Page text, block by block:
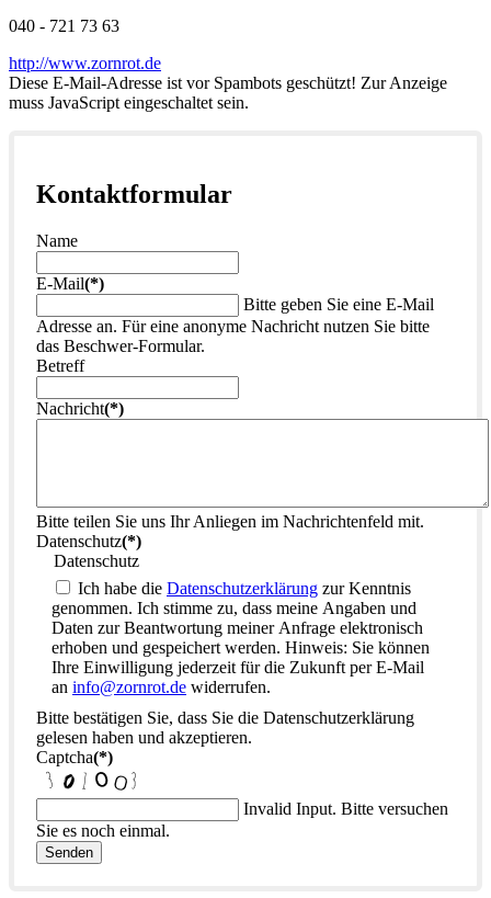
040 - 721 73 63
http://www.zornrot.de
Diese E-Mail-Adresse ist vor Spambots geschützt! Zur Anzeige
muss JavaScript eingeschaltet sein.
Kontaktformular
Name
E-Mail(*)
Bitte geben Sie eine E-Mail
Adresse an. Für eine anonyme Nachricht nutzen Sie bitte
das Beschwer-Formular.
Betreff
Nachricht(*)
Bitte teilen Sie uns Ihr Anliegen im Nachrichtenfeld mit.
Datenschutz(*)
Datenschutz
Ich habe die Datenschutzerklärung zur Kenntnis
genommen. Ich stimme zu, dass meine Angaben und
Daten zur Beantwortung meiner Anfrage elektronisch
erhoben und gespeichert werden. Hinweis: Sie können
Ihre Einwilligung jederzeit für die Zukunft per E-Mail
an info@zornrot.de widerrufen.
Bitte bestätigen Sie, dass Sie die Datenschutzerklärung
gelesen haben und akzeptieren.
Captcha(*)
Invalid Input. Bitte versuchen
Sie es noch einmal.
Senden